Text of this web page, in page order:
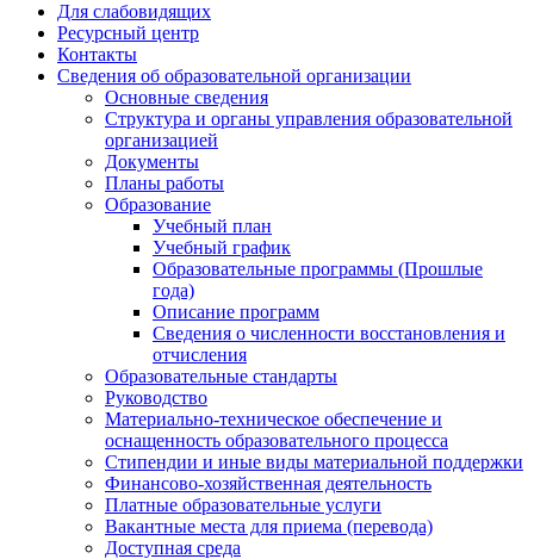
Для слабовидящих
Ресурсный центр
Контакты
Сведения об образовательной организации
Основные сведения
Структура и органы управления образовательной
организацией
Документы
Планы работы
Образование
Учебный план
Учебный график
Образовательные программы (Прошлые
года)
Описание программ
Сведения о численности восстановления и
отчисления
Образовательные стандарты
Руководство
Материально-техническое обеспечение и
оснащенность образовательного процесса
Стипендии и иные виды материальной поддержки
Финансово-хозяйственная деятельность
Платные образовательные услуги
Вакантные места для приема (перевода)
Доступная среда